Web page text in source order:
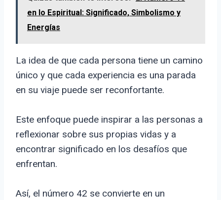
en lo Espiritual: Significado, Simbolismo y
Energías
La idea de que cada persona tiene un camino
único y que cada experiencia es una parada
en su viaje puede ser reconfortante.
Este enfoque puede inspirar a las personas a
reflexionar sobre sus propias vidas y a
encontrar significado en los desafíos que
enfrentan.
Así, el número 42 se convierte en un